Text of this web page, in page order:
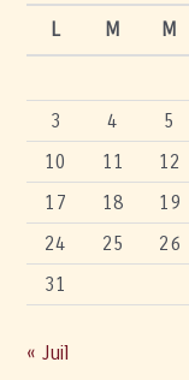
L M M
3
4 5
10
11 12
17
18 19
24
25 26
31
« Juil